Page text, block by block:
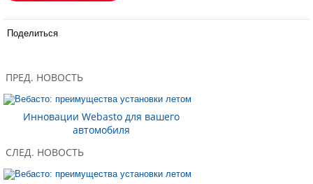
Поделиться
ПРЕД. НОВОСТЬ
Инновации Webasto для вашего
автомобиля
СЛЕД. НОВОСТЬ